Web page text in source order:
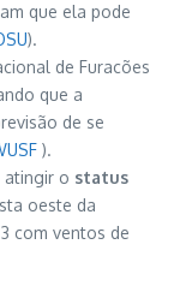
que ela pode
).
de Furacões
que a
de se
).
atingir o status
oeste da
com ventos de